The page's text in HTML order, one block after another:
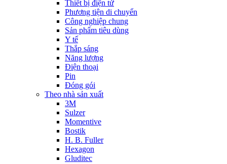
Thiết bị điện tử
Phương tiện di chuyển
Công nghiệp chung
Sản phẩm tiêu dùng
Y tế
Thắp sáng
Năng lượng
Điện thoại
Pin
Đóng gói
Theo nhà sản xuất
3M
Sulzer
Momentive
Bostik
H. B. Fuller
Hexagon
Gluditec